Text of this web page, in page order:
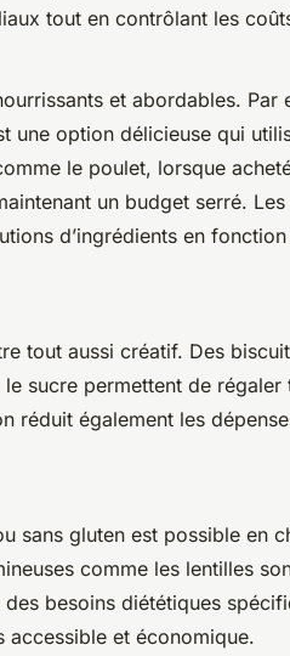
tout en contrôlant les
et abordables. Par
une option délicieuse qui
le poulet, lorsque
un budget serré. Les
d’ingrédients en
tout aussi créatif. Des
sucre permettent de régaler
réduit également les
sans gluten est possible en
comme les lentilles
besoins diététiques
accessible et économique.